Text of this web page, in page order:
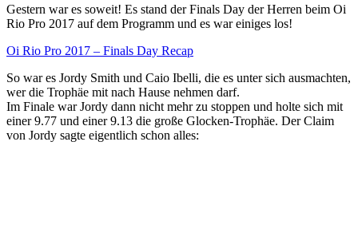
Gestern war es soweit! Es stand der Finals Day der Herren beim Oi
Rio Pro 2017 auf dem Programm und es war einiges los!
Oi Rio Pro 2017 – Finals Day Recap
So war es Jordy Smith und Caio Ibelli, die es unter sich ausmachten,
wer die Trophäe mit nach Hause nehmen darf.
Im Finale war Jordy dann nicht mehr zu stoppen und holte sich mit
einer 9.77 und einer 9.13 die große Glocken-Trophäe. Der Claim
von Jordy sagte eigentlich schon alles: